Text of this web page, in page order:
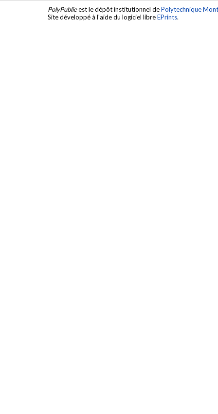
PolyPublieest le dépôt institutionnel dePolytechnique
Site développé à l'aide du logiciel libreEPrints.